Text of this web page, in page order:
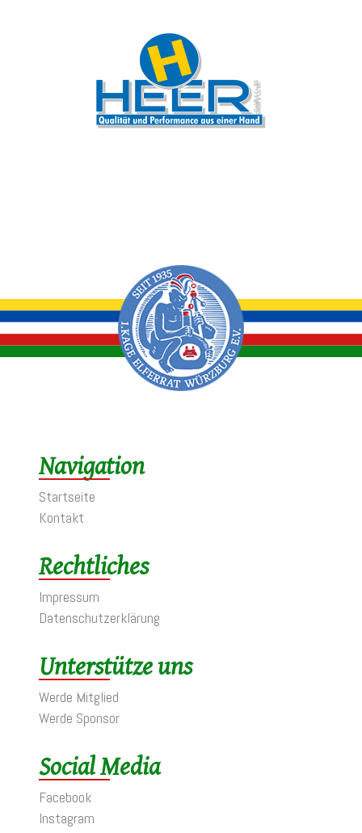
Navigation
Startseite
Kontakt
Rechtliches
Impressum
Datenschutzerklärung
Unterstütze uns
Werde Mitglied
Werde Sponsor
Social Media
Facebook
Instagram